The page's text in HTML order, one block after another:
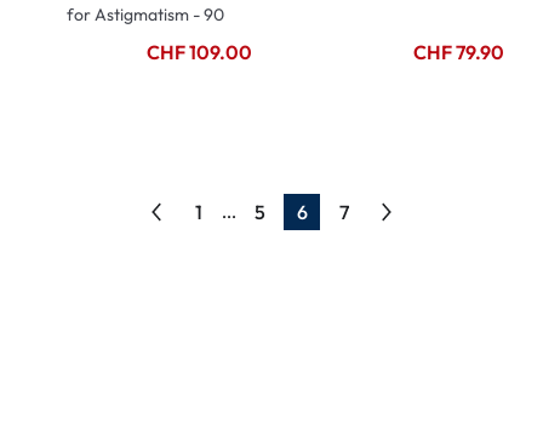
for Astigmatism - 90
CHF 109.00 CHF 79.90
1 ... 5 6 7